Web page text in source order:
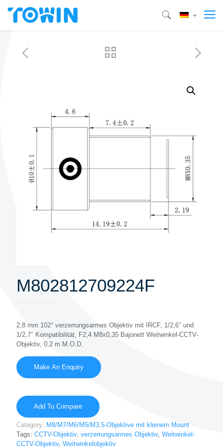
M802812709224F
2,8 mm 102° verzerrungsarmes Objektiv mit IRCF, 1/2,6″ und
1/2,7″ Kompatibilität, F2,4 M8x0,35 Bajonett Weitwinkel-CCTV-
Objektiv, 0,2 m M.O.D.
Add To Compare
Category: M8/M7/M6/M5/M3.5-Objektive mit kleinem Mount
Tags: CCTV-Objektiv, verzerrungsarmes Objektiv, Weitwinkel-
CCTV-Objektiv, Weitwinkelobjektiv